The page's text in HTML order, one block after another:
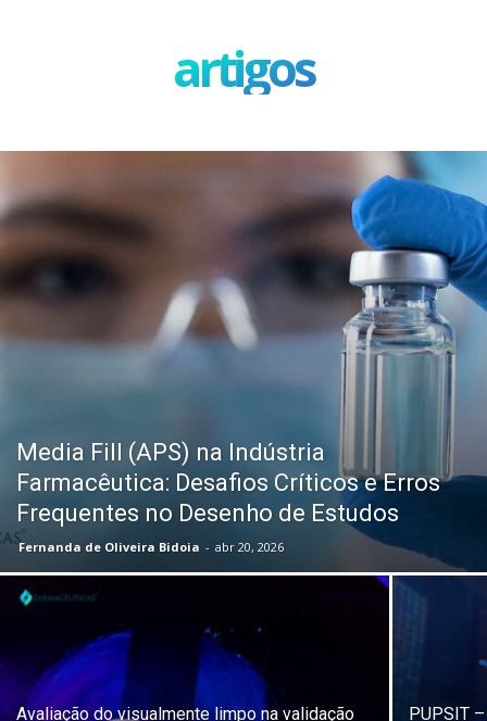
artigos
Media Fill (APS) na Indústria
Farmacêutica: Desafios Críticos e Erros
Frequentes no Desenho de Estudos
Fernanda de Oliveira Bidoia - abr 20, 2026
Avaliação do visualmente limpo na validação PUPSIT